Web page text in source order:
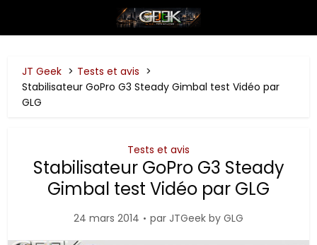
JT Geek
Tests et avis
Stabilisateur GoPro G3 Steady Gimbal test Vidéo par
GLG
Tests et avis
Stabilisateur GoPro G3 Steady
Gimbal test Vidéo par GLG
24 mars 2014 par JTGeek by GLG